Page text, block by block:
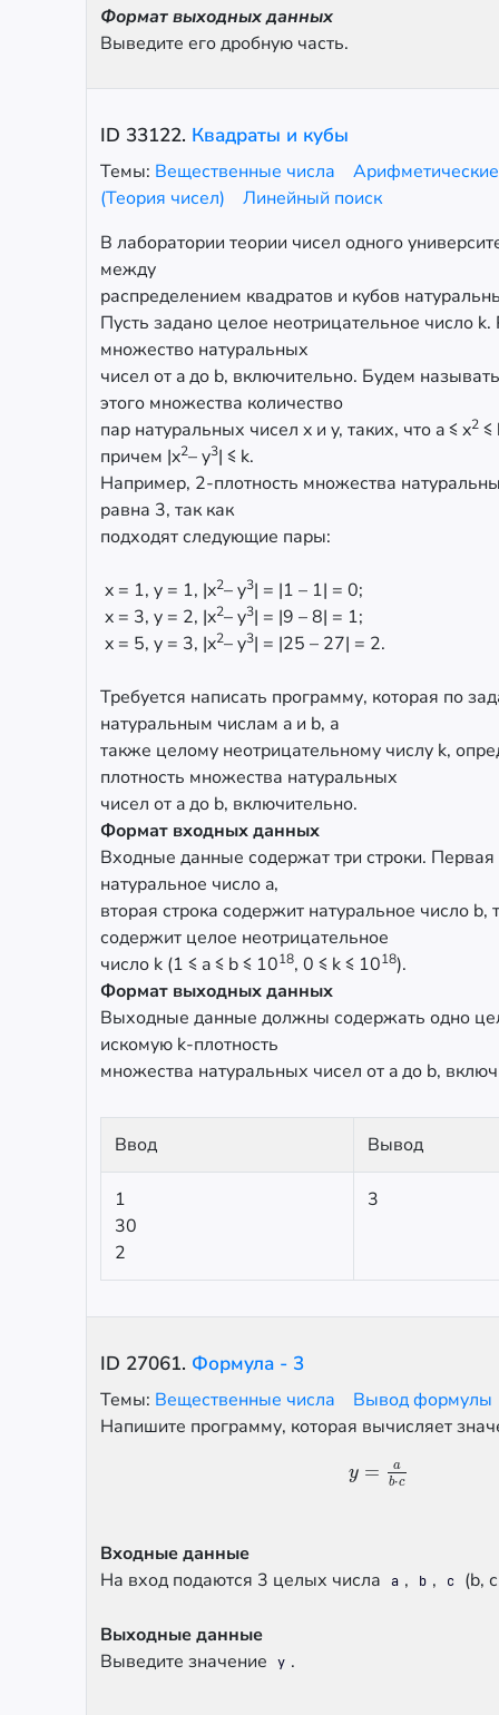
Формат выходных данных
Выведите его дробную часть.
ID 33122. Квадраты и кубы
Темы: Вещественные числа
(Теория чисел)
Линейный поиск
В лаборатории теории чисел одного
между
распределением квадратов и кубов
Пусть задано целое неотрицательное число
множество натуральных
чисел от a до b, включительно. Будем
этого множества количество
пар натуральных чисел x и y, таких, что a ≤ x2 ≤
причем |x2– y3| ≤ k.
Например, 2-плотность множества
равна 3, так как
подходят следующие пары:
x = 1, y = 1, |x2– y3| = |1 – 1| = 0;
x = 3, y = 2, |x2– y3| = |9 – 8| = 1;
x = 5, y = 3, |x2– y3| = |25 – 27| = 2.
Требуется написать программу, которая по
натуральным числам a и b, а
также целому неотрицательному числу k,
плотность множества натуральных
чисел от a до b, включительно.
Формат входных данных
Входные данные содержат три строки. Первая
натуральное число a,
вторая строка содержит натуральное число b,
содержит целое неотрицательное
число k (1 ≤ a ≤ b ≤ 1018, 0 ≤ k ≤ 1018).
Формат выходных данных
Выходные данные должны содержать одно
искомую k-плотность
множества натуральных чисел от a до b,
Ввод Вывод
1
30
2
3
ID 27061. Формула - 3
Темы: Вещественные числа
Вывод формулы
Напишите программу, которая вычисляет
y =
a
b⋅c
y=ab ⋅c
Входные данные
На вход подаются 3 целых числа
a , b , c (b,
Выходные данные
Выведите значение
y .